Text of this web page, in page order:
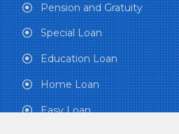
Pension and Gratuity
Special Loan
Education Loan
Home Loan
Easy Loan